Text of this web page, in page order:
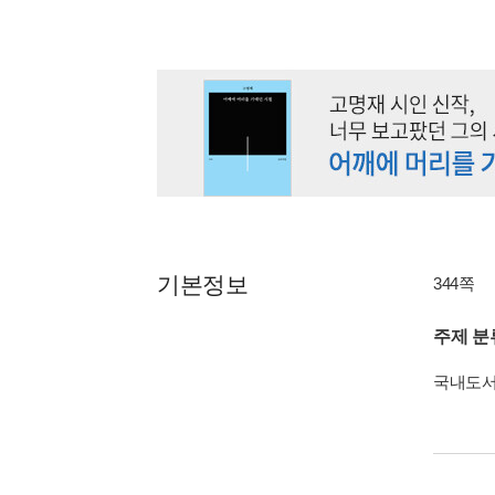
기본정보 344쪽
주제 분
국내도